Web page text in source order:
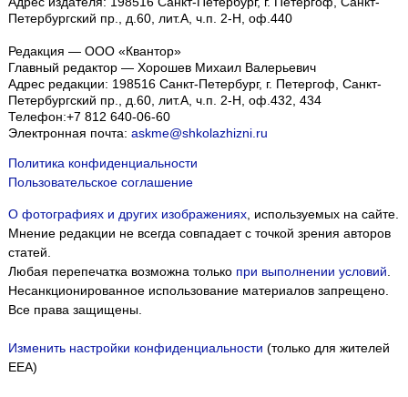
Петербургский пр., д.60, лит.А, ч.п. 2-Н, оф.440
Редакция — ООО «Квантор»
Главный редактор — Хорошев Михаил Валерьевич
Адрес редакции: 198516 Санкт-Петербург, г. Петергоф Санкт-
Петербургский пр., д.60, лит.А, ч.п. 2-Н, оф.432, 434
Телефон:+7 812 640-06-60
Электронная почта: askme@shkolazhizni.ru
Политика конфиденциальности
Пользовательское соглашение
О фотографиях и других изображениях, используемых на сайте.
Мнение редакции не всегда совпадает с точкой зрения авторов
статей.
Любая перепечатка возможна только при выполнении условий
Несанкционированное использование материалов запрещено.
Все права защищены.
Изменить настройки конфиденциальности (только для жителей
EEA)